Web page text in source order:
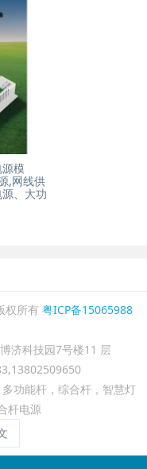
模
,网线供
、大功
权所有 粤ICP备15065988
济科技园7号楼11 层
功能杆，综合杆，智慧灯
杆电源